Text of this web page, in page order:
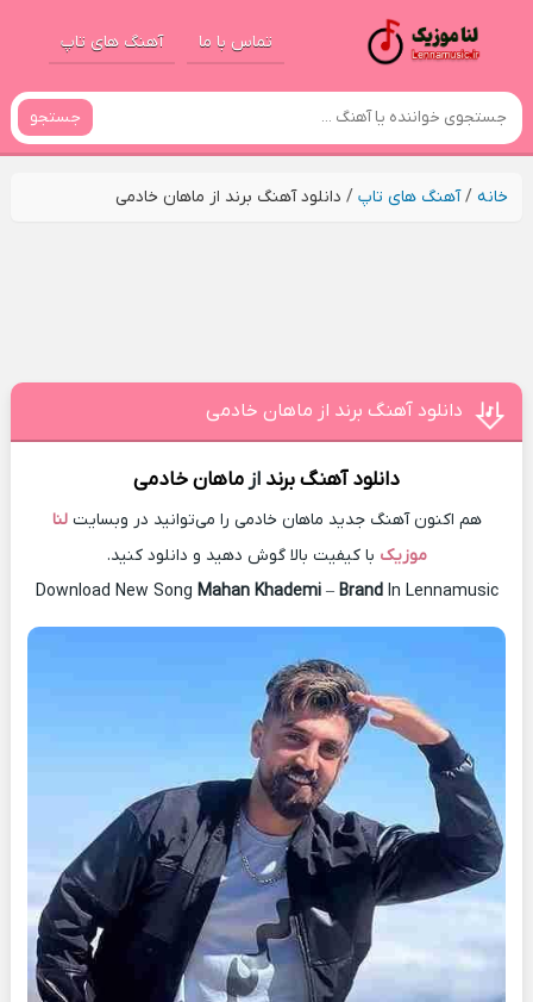
تماس با ما آهنگ های تاپ
جستجو
خانه/آهنگ های تاپ/ دانلود آهنگ برند از ماهان خادمی
دانلود آهنگ برند از ماهان خادمی
دانلود آهنگبرند ازماهان خادمی
هم اکنون آهنگ جدید ماهان خادمی را می‌توانید در وبسایتلنا
موزیک با کیفیت بالا گوش دهید و دانلود کنید.
Download New Song Mahan Khademi– BrandIn Lennamusic